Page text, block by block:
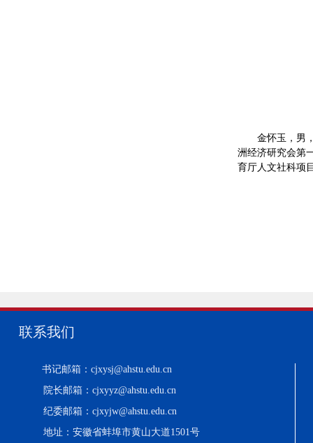
金怀玉，男
洲经济研究会第
育厅人文社科项
联系我们
书记邮箱：cjxysj@ahstu.edu.cn
院长邮箱：cjxyyz@ahstu.edu.cn
纪委邮箱：cjxyjw@ahstu.edu.cn
地址：安徽省蚌埠市黄山大道1501号